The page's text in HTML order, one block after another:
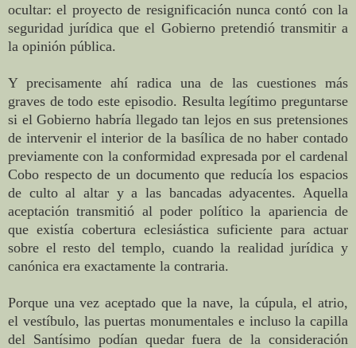
ocultar: el proyecto de resignificación nunca contó con la
seguridad jurídica que el Gobierno pretendió transmitir a
la opinión pública.
Y precisamente ahí radica una de las cuestiones más
graves de todo este episodio. Resulta legítimo preguntarse
si el Gobierno habría llegado tan lejos en sus pretensiones
de intervenir el interior de la basílica de no haber contado
previamente con la conformidad expresada por el cardenal
Cobo respecto de un documento que reducía los espacios
de culto al altar y a las bancadas adyacentes. Aquella
aceptación transmitió al poder político la apariencia de
que existía cobertura eclesiástica suficiente para actuar
sobre el resto del templo, cuando la realidad jurídica y
canónica era exactamente la contraria.
Porque una vez aceptado que la nave, la cúpula, el atrio,
el vestíbulo, las puertas monumentales e incluso la capilla
del Santísimo podían quedar fuera de la consideración